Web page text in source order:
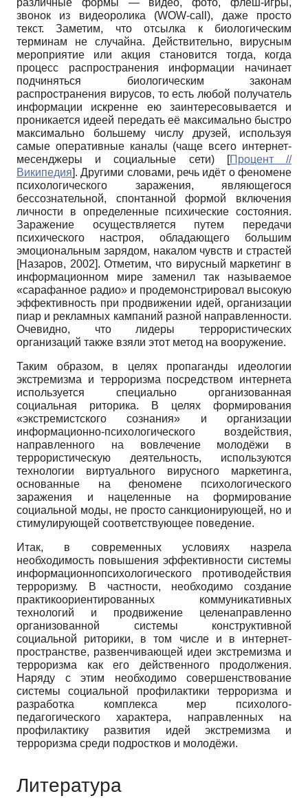
различные формы — видео, фото, флеш-игры,
звонок из видеоролика (WOW-call), даже просто
текст. Заметим, что отсылка к биологическим
терминам не случайна. Действительно, вирусным
мероприятие или акция становится тогда, когда
процесс распространения информации начинает
подчиняться биологическим законам
распространения вирусов, то есть любой получатель
информации искренне ею заинтересовывается и
проникается идеей передать её максимально быстро
максимально большему числу друзей, используя
самые оперативные каналы (чаще всего интернет-
месенджеры и социальные сети)
[Процент //
Википедия]. Другими словами, речь идёт о феномене
психологического заражения, являющегося
бессознательной, спонтанной формой включения
личности в определенные психические состояния.
Заражение осуществляется путем передачи
психического настроя, обладающего большим
эмоциональным зарядом, накалом чувств и страстей
[Назаров, 2002]. Отметим, что вирусный маркетинг в
информационном мире заменил так называемое
«сарафанное радио» и продемонстрировал высокую
эффективность при продвижении идей, организации
пиар и рекламных кампаний разной направленности.
Очевидно, что лидеры террористических
организаций также взяли этот метод на вооружение.
Таким образом, в целях пропаганды идеологии
экстремизма и терроризма посредством интернета
используется специально организованная
социальная риторика. В целях формирования
«экстремистского сознания» и организации
информационно-психологического воздействия,
направленного на вовлечение молодёжи в
террористическую деятельность, используются
технологии виртуального вирусного маркетинга,
основанные на феномене психологического
заражения и нацеленные на формирование
социальной моды, не просто санкционирующей, но и
стимулирующей соответствующее поведение.
Итак, в современных условиях назрела
необходимость повышения эффективности системы
информационно­психологического противодействия
терроризму. В частности, необходимо создание
практикоориентированных коммуникативных
технологий и продвижение целенаправленно
организованной системы конструктивной
социальной риторики, в том числе и в интернет-
пространстве, развенчивающей идеи экстремизма и
терроризма как его действенного продолжения.
Наряду с этим необходимо совершенствование
системы социальной профилактики терроризма и
разработка комплекса мер психолого-
педагогического характера, направленных на
профилактику развития идей экстремизма и
терроризма среди подростков и молодёжи.
Литература